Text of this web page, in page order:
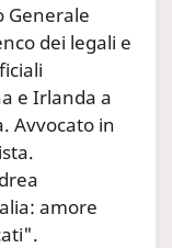
Generale
dei legali e
e Irlanda a
Avvocato in
amore